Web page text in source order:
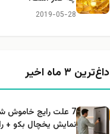
2019-05-28
داغ‌ترین ۳ ماه اخیر
7 علت رایج
نمایش یخچال بکو +